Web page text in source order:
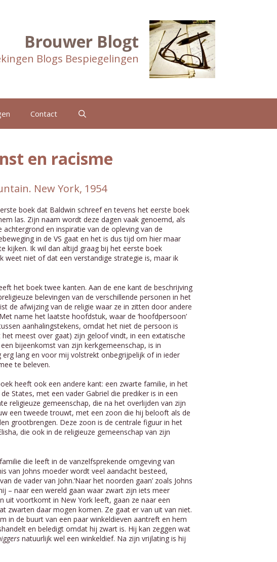
Brouwer Blogt
Blogs Bespiegelingen
Contact
en racisme
New York, 1954
boek dat Baldwin schreef en tevens het eerste boek
las. Zijn naam wordt deze dagen vaak genoemd, als
achtergrond en inspiratie van de opleving van de
in de VS gaat en het is dus tijd om hier maar
kijken. Ik wil dan altijd graag bij het eerste boek
weet niet of dat een verstandige strategie is, maar ik
het boek twee kanten. Aan de ene kant de beschrijving
belevingen van de verschillende personen in het
de afwijzing van de religie waar ze in zitten door andere
name het laatste hoofdstuk, waar de ‘hoofdpersoon’
aanhalingstekens, omdat het niet de persoon is
het meest over gaat) zijn geloof vindt, in een extatische
bijeenkomst van zijn kerkgemeenschap, is in
erg lang en voor mij volstrekt onbegrijpelijk of in ieder
te beleven.
heeft ook een andere kant: een zwarte familie, in het
States, met een vader Gabriel die prediker is in een
religieuze gemeenschap, die na het overlijden van zijn
een tweede trouwt, met een zoon die hij belooft als de
grootbrengen. Deze zoon is de centrale figuur in het
die ook in de religieuze gemeenschap van zijn
die leeft in de vanzelfsprekende omgeving van
van Johns moeder wordt veel aandacht besteed,
de vader van John.‘Naar het noorden gaan’ zoals Johns
– naar een wereld gaan waar zwart zijn iets meer
uit voortkomt in New York leeft, gaan ze naar een
zwarten daar mogen komen. Ze gaat er van uit van niet.
in de buurt van een paar winkeldieven aantreft en hem
en beledigt omdat hij zwart is. Hij kan zeggen wat
natuurlijk wel een winkeldief. Na zijn vrijlating is hij